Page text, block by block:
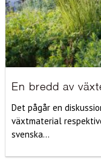
En bredd av
Det pågår en
växtmaterial
svenska...